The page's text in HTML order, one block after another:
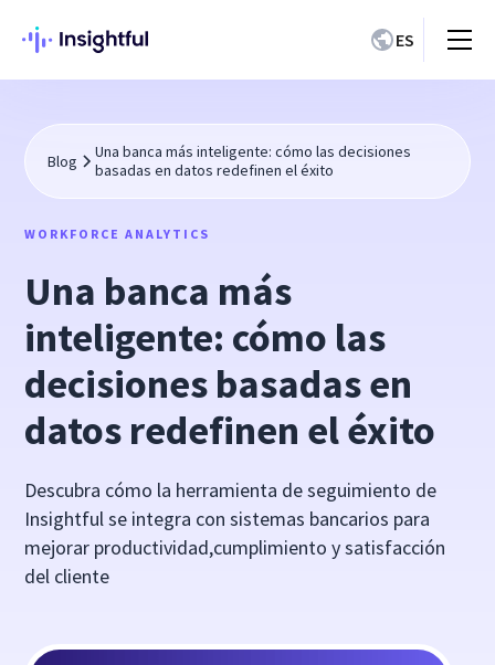
ES
Blog
Una banca más inteligente: cómo las decisiones
basadas en datos redefinen el éxito
WORKFORCE ANALYTICS
Una banca más
inteligente: cómo las
decisiones basadas en
datos redefinen el éxito
Descubra cómo la herramienta de seguimiento de
Insightful se integra con sistemas bancarios para
mejorar productividad,cumplimiento y satisfacción
del cliente